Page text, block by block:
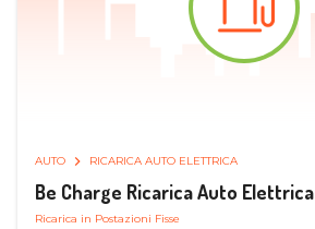
AUTO RICARICA AUTO ELETTRICA
Be Charge Ricarica Auto Elettrica
Ricarica in Postazioni Fisse